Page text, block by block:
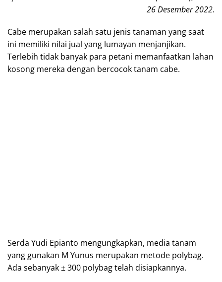
26 Desember 2022.
Cabe merupakan salah satu jenis tanaman yang saat
ini memiliki nilai jual yang lumayan menjanjikan.
Terlebih tidak banyak para petani memanfaatkan lahan
kosong mereka dengan bercocok tanam cabe.
Serda Yudi Epianto mengungkapkan, media tanam
yang gunakan M Yunus merupakan metode polybag.
Ada sebanyak ± 300 polybag telah disiapkannya.